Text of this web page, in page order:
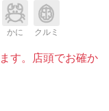
かに クルミ
す。店頭でお確か